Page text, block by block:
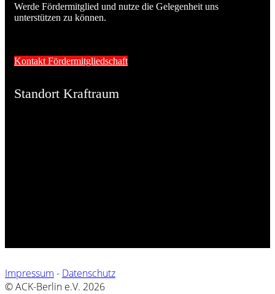
Werde Fördermitglied und nutze die Gelegenheit uns
unterstützen zu können.
Kontakt Fördermitgliedschaft
Standort Kraftraum
Impressum - Datenschutz
© ACK-Berlin e.V. 2026